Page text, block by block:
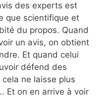
des experts est
que scientifique et
du propos. Quand
un avis, on obtient
Et quand celui
défend des
ne laisse plus
Et on en arrive à voir